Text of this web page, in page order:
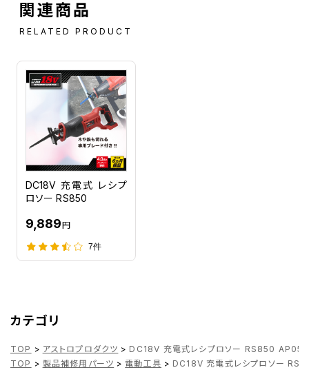
関連商品
RELATED PRODUCT
DC18V 充電式 レシプ
ロソー RS850
9,889円
7件
カテゴリ
TOP > アストロプロダクツ > DC18V 充電式レシプロソー RS850
TOP > 製品補修用パーツ > 電動工具 > DC18V 充電式レシプロソー